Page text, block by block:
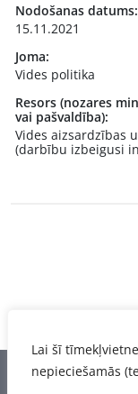
Lai šī
nepieciešamās
Nodošanas datums:
15.11.2021
Joma:
Vides politika
Resors (nozares
vai pašvaldība):
Vides aizsardzības
(darbību izbeigusi
Informācija